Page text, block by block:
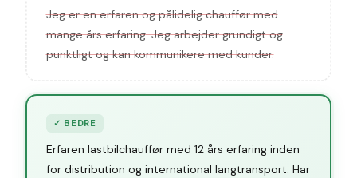
Jeg er en erfaren og pålidelig chauffør med
mange års erfaring. Jeg arbejder grundigt og
punktligt og kan kommunikere med kunder.
✓ BEDRE
Erfaren lastbilchauffør med 12 års erfaring inden
for distribution og international langtransport. Har